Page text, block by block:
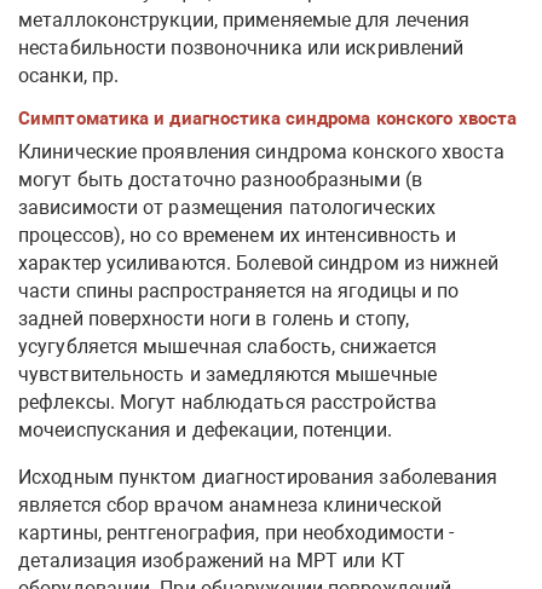
металлоконструкции, применяемые для лечения
нестабильности позвоночника или искривлений
осанки, пр.
Симптоматика и диагностика синдрома конского хвоста
Клинические проявления синдрома конского хвоста
могут быть достаточно разнообразными (в
зависимости от размещения патологических
процессов), но со временем их интенсивность и
характер усиливаются. Болевой синдром из нижней
части спины распространяется на ягодицы и по
задней поверхности ноги в голень и стопу,
усугубляется мышечная слабость, снижается
чувствительность и замедляются мышечные
рефлексы. Могут наблюдаться расстройства
мочеиспускания и дефекации, потенции.
Исходным пунктом диагностирования заболевания
является сбор врачом анамнеза клинической
картины, рентгенография, при необходимости -
детализация изображений на МРТ или КТ